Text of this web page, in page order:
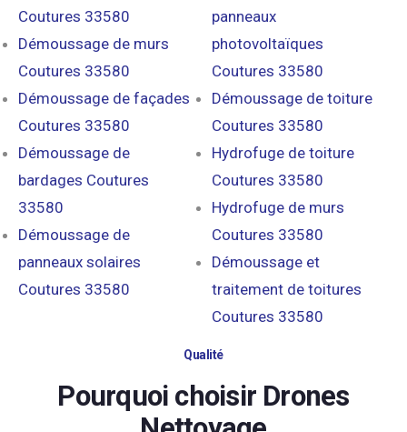
Coutures 33580
Démoussage de murs
Coutures 33580
Démoussage de façades
Coutures 33580
Démoussage de
bardages Coutures
33580
Démoussage de
panneaux solaires
Coutures 33580
panneaux
photovoltaïques
Coutures 33580
Démoussage de toiture
Coutures 33580
Hydrofuge de toiture
Coutures 33580
Hydrofuge de murs
Coutures 33580
Démoussage et
traitement de toitures
Coutures 33580
Qualité
Pourquoi choisir Drones